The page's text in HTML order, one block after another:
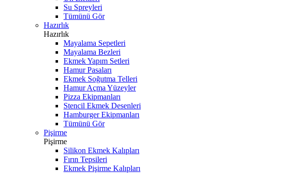
Su Spreyleri
Tümünü Gör
Hazırlık
Hazırlık
Mayalama Sepetleri
Mayalama Bezleri
Ekmek Yapım Setleri
Hamur Pasaları
Ekmek Soğutma Telleri
Hamur Açma Yüzeyler
Pizza Ekipmanları
Stencil Ekmek Desenleri
Hamburger Ekipmanları
Tümünü Gör
Pişirme
Pişirme
Silikon Ekmek Kalıpları
Fırın Tepsileri
Ekmek Pişirme Kalıpları